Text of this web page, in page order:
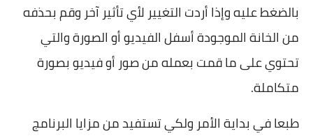
بالضغط عليه وإذا أردت التغيير لأي تأثير آخر وقم بحذفه
من الخانة الموجودة أسفل الفيديو أو الصورة والتي
تحتوي على ما قمت بعمله من صور أو فيديو بصورة
متكاملة.
طبعا في بداية الأمر ولكي تستفيد من مزايا البرنامج